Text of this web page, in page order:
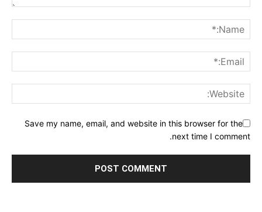
Save my name, email, and website in this browser for the
next time I comment.